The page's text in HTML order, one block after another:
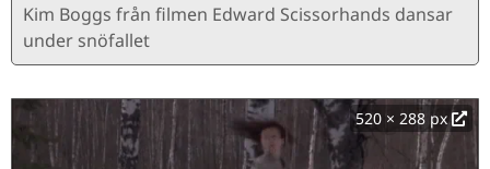
Kim Boggs från filmen Edward Scissorhands dansar
under snöfallet
520 × 288 px